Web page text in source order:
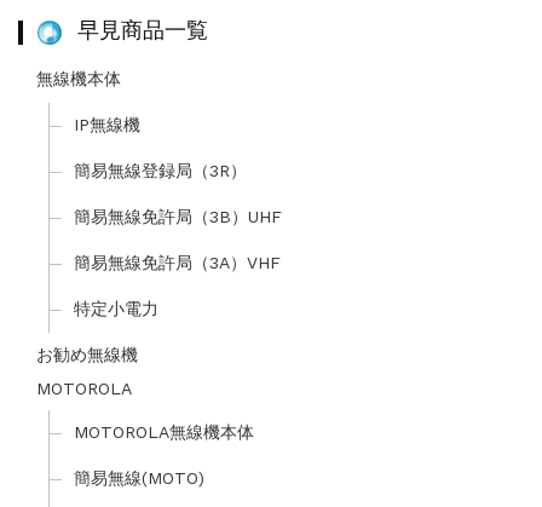
早見商品一覧
無線機本体
IP無線機
簡易無線登録局（3R）
簡易無線免許局（3B）UHF
簡易無線免許局（3A）VHF
特定小電力
お勧め無線機
MOTOROLA
MOTOROLA無線機本体
簡易無線(MOTO)